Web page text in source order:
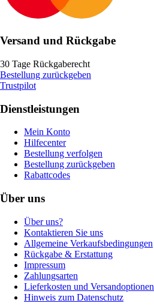
Versand und Rückgabe
30 Tage Rückgaberecht
Bestellung zurückgeben
Trustpilot
Dienstleistungen
Mein Konto
Hilfecenter
Bestellung verfolgen
Bestellung zurückgeben
Rabattcodes
Über uns
Über uns?
Kontaktieren Sie uns
Allgemeine Verkaufsbedingungen
Rückgabe & Erstattung
Impressum
Zahlungsarten
Lieferkosten und Versandoptionen
Hinweis zum Datenschutz